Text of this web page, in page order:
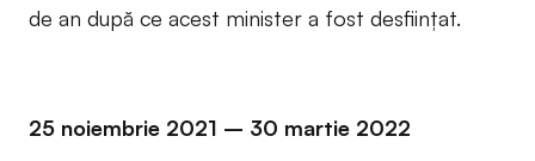
de an după ce acest minister a fost desființat.
25 noiembrie 2021 – 30 martie 2022